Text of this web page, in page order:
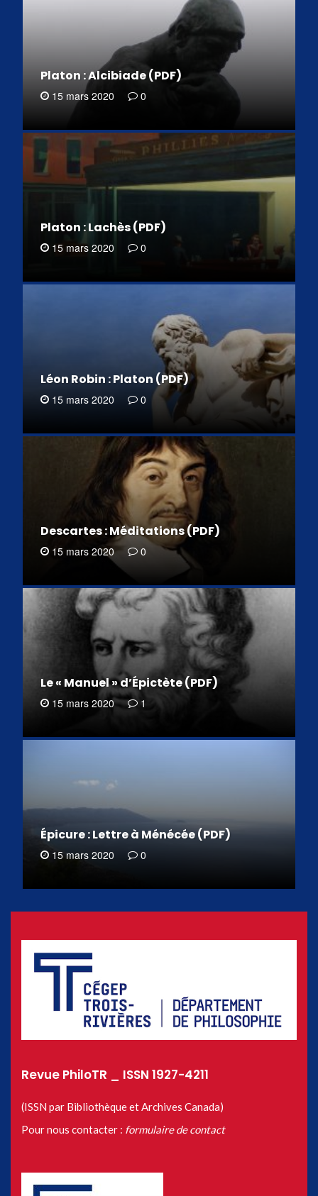
Platon : Alcibiade (PDF)
15 mars 2020 0
Platon : Lachès (PDF)
15 mars 2020 0
Léon Robin : Platon (PDF)
15 mars 2020 0
Descartes : Méditations (PDF)
15 mars 2020 0
Le « Manuel » d’Épictète (PDF)
15 mars 2020 1
Épicure : Lettre à Ménécée (PDF)
15 mars 2020 0
Revue PhiloTR _ ISSN 1927-4211
(ISSN par Bibliothèque et Archives Canada)
Pour nous contacter : formulaire de contact